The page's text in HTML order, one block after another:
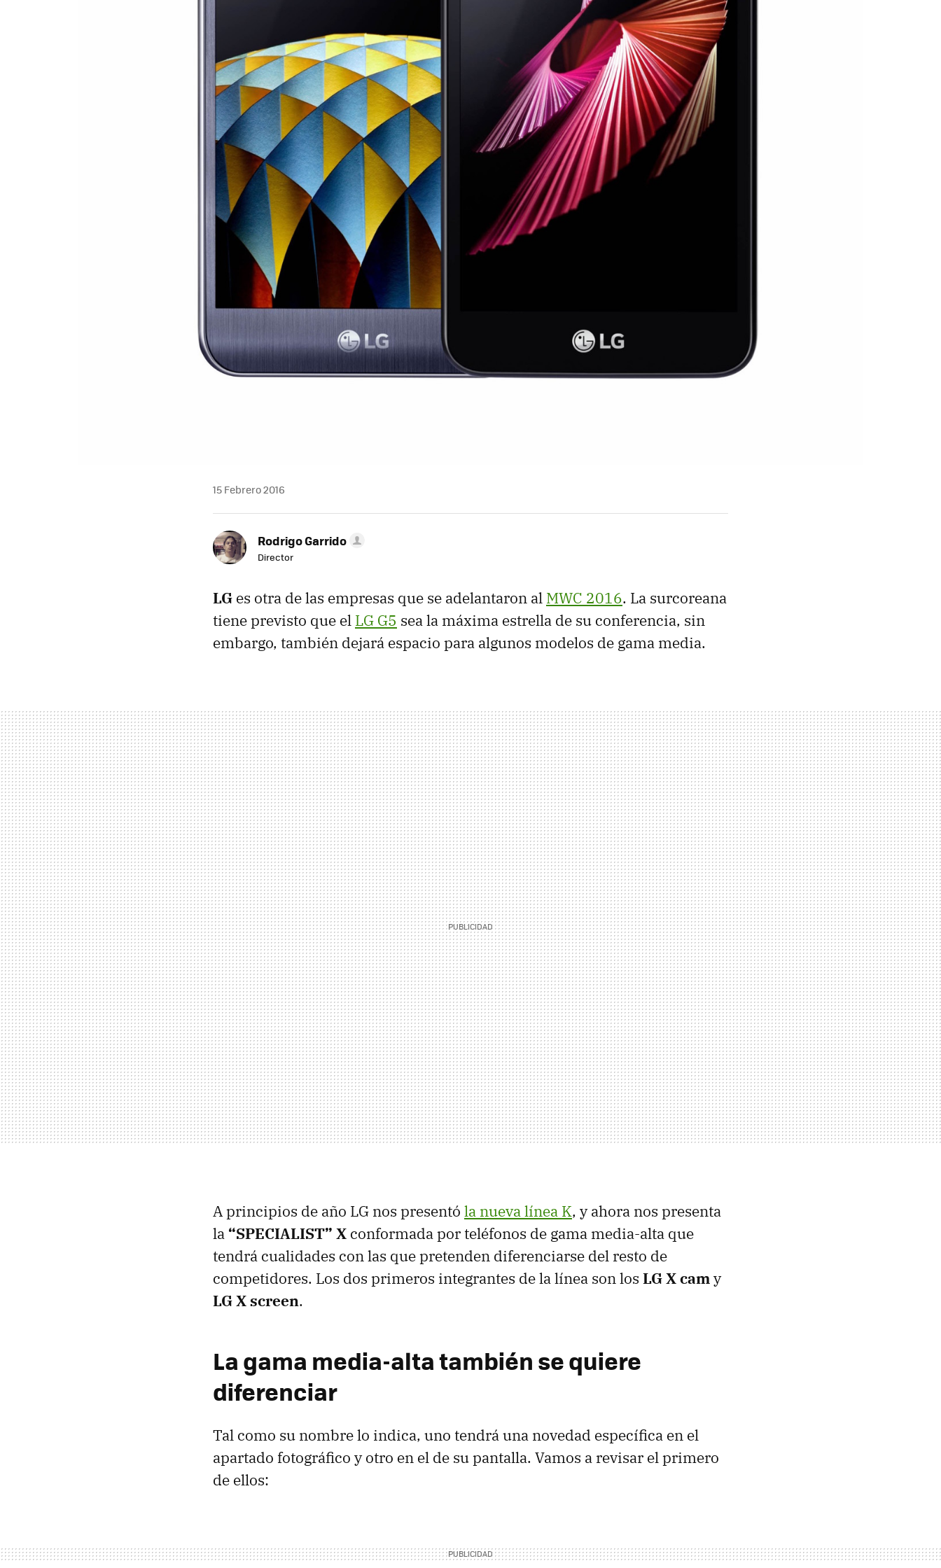
15 Febrero 2016
Rodrigo Garrido
Director
LG es otra de las empresas que se adelantaron al MWC 2016. La surcoreana
tiene previsto que el LG G5 sea la máxima estrella de su conferencia, sin
embargo, también dejará espacio para algunos modelos de gama media.
A principios de año LG nos presentó la nueva línea K, y ahora nos presenta
la “SPECIALIST” X conformada por teléfonos de gama media-alta que
tendrá cualidades con las que pretenden diferenciarse del resto de
competidores. Los dos primeros integrantes de la línea son los LG X camy
LG X screen.
La gama media-alta también se quiere
diferenciar
Tal como su nombre lo indica, uno tendrá una novedad específica en el
apartado fotográfico y otro en el de su pantalla. Vamos a revisar el primero
de ellos: